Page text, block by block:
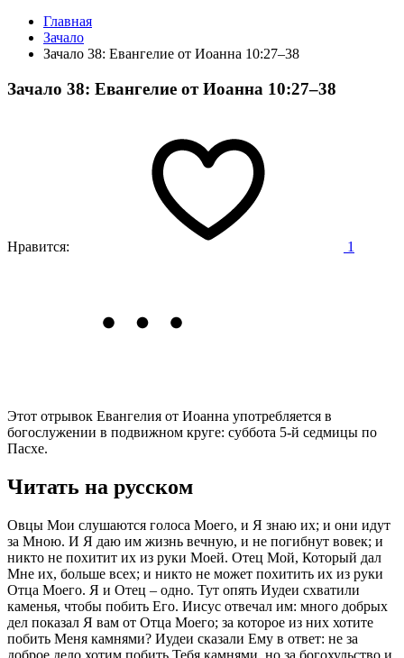
Главная
Зачало
Зачало 38: Евангелие от Иоанна 10:27–38
Зачало 38: Евангелие от Иоанна 10:27–38
Нравится: 1
Этот отрывок Евангелия от Иоанна употребляется в
богослужении в подвижном круге: суббота 5-й седмицы по
Пасхе.
Читать на русском
Овцы Мои слушаются голоса Моего, и Я знаю их; и они идут
за Мною. И Я даю им жизнь вечную, и не погибнут вовек; и
никто не похитит их из руки Моей. Отец Мой, Который дал
Мне их, больше всех; и никто не может похитить их из руки
Отца Моего. Я и Отец – одно. Тут опять Иудеи схватили
каменья, чтобы побить Его. Иисус отвечал им: много добрых
дел показал Я вам от Отца Моего; за которое из них хотите
побить Меня камнями? Иудеи сказали Ему в ответ: не за
доброе дело хотим побить Тебя камнями, но за богохульство и